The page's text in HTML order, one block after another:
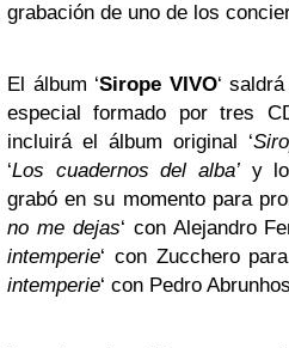
grabación de uno de los
El álbum ‘Sirope VIVO‘
especial formado por tres
incluirá el álbum original ‘
‘Los cuadernos del alba’ y
grabó en su momento para
no me dejas‘ con Alejandro
intemperie‘ con Zucchero
intemperie‘ con Pedro